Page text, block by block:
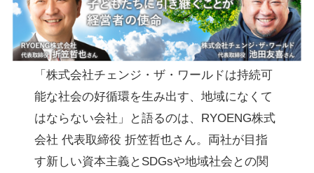
「株式会社チェンジ・ザ・ワールドは持続可
能な社会の好循環を生み出す、地域になくて
はならない会社」と語るのは、RYOENG株式
会社 代表取締役 折笠哲也さん。両社が目指
す新しい資本主義とSDGsや地域社会との関